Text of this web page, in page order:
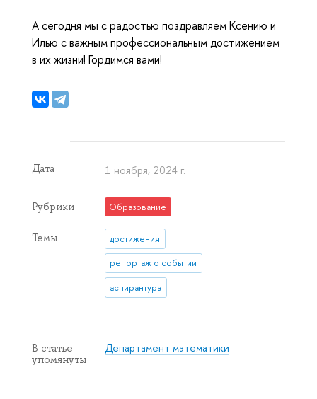
А сегодня мы с радостью поздравляем Ксению и
Илью с важным профессиональным достижением
в их жизни! Гордимся вами!
Дата 1 ноября, 2024 г.
Рубрики Образование
Темы достижения
репортаж о событии
аспирантура
В статье
упомянуты
Департамент математики